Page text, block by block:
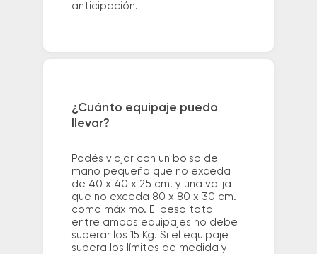
anticipación.
¿Cuánto equipaje puedo
llevar?
Podés viajar con un bolso de
mano pequeño que no exceda
de 40 x 40 x 25 cm. y una valija
que no exceda 80 x 80 x 30 cm.
como máximo. El peso total
entre ambos equipajes no debe
superar los 15 Kg. Si el equipaje
supera los límites de medida y